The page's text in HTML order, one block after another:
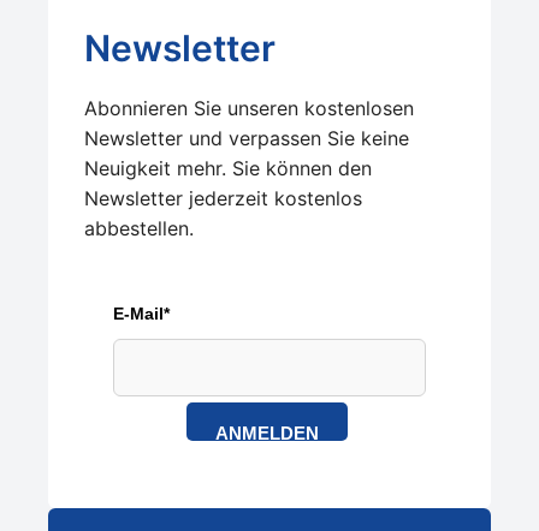
Newsletter
Abonnieren Sie unseren kostenlosen
Newsletter und verpassen Sie keine
Neuigkeit mehr. Sie können den
Newsletter jederzeit kostenlos
abbestellen.
E-Mail*
ANMELDEN